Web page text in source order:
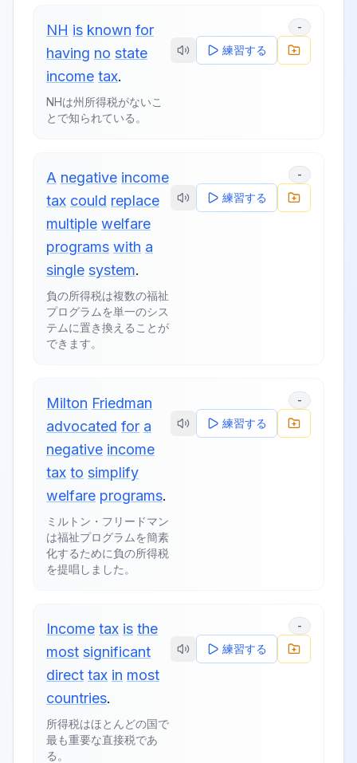
NH is known for
having no state
income tax.
NHは州所得税がないこ
とで知られている。
-
練習する
A negative income
tax could replace
multiple welfare
programs with a
single system.
負の所得税は複数の福祉
プログラムを単一のシス
テムに置き換えることが
できます。
-
練習する
Milton Friedman
advocated for a
negative income
tax to simplify
welfare programs.
ミルトン・フリードマン
は福祉プログラムを簡素
化するために負の所得税
を提唱しました。
-
練習する
Income tax is the
most significant
direct tax in most
countries.
所得税はほとんどの国で
最も重要な直接税であ
る。
-
練習する